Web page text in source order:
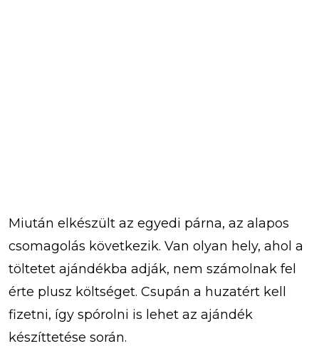
Miután elkészült az egyedi párna, az alapos
csomagolás következik. Van olyan hely, ahol a
töltetet ajándékba adják, nem számolnak fel
érte plusz költséget. Csupán a huzatért kell
fizetni, így spórolni is lehet az ajándék
készíttetése során.